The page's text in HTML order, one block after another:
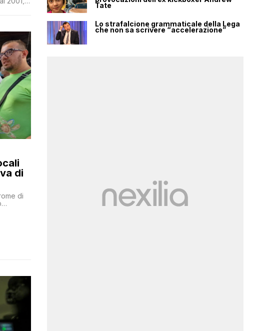
di
di
Tate
Lo strafalcione grammaticale della Lega
che non sa scrivere “accelerazione”